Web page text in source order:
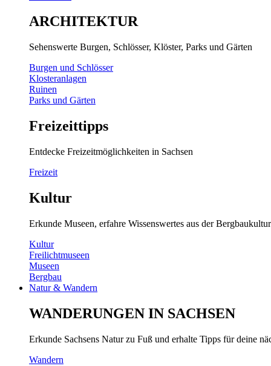
ARCHITEKTUR
Sehenswerte Burgen, Schlösser, Klöster, Parks und Gärten
Burgen und Schlösser
Klosteranlagen
Ruinen
Parks und Gärten
Freizeittipps
Entdecke Freizeitmöglichkeiten in Sachsen
Freizeit
Kultur
Erkunde Museen, erfahre Wissenswertes aus der
Kultur
Freilichtmuseen
Museen
Bergbau
Natur & Wandern
WANDERUNGEN IN SACHSEN
Erkunde Sachsens Natur zu Fuß und erhalte Tipps für deine
Wandern